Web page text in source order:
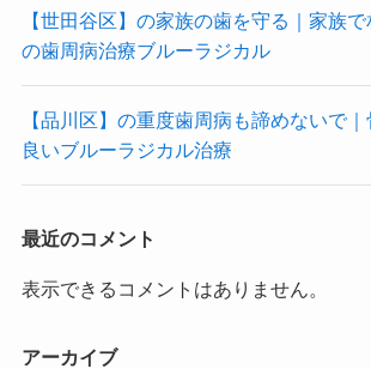
【世田谷区】の家族の歯を守る｜家族
の歯周病治療ブルーラジカル
【品川区】の重度歯周病も諦めないで
良いブルーラジカル治療
最近のコメント
表示できるコメントはありません。
アーカイブ